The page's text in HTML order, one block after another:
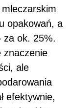
opakowań, a
za ok. 25%.
znaczenie
ale
efektywnie,